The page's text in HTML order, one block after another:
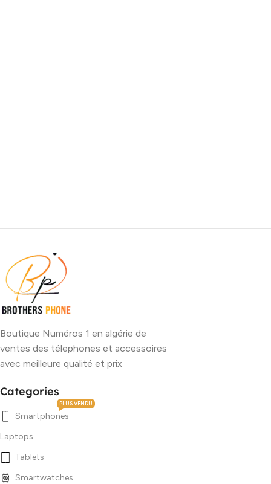
Boutique Numéros 1 en algérie de
ventes des télephones et accessoires
avec meilleure qualité et prix
Categories
Smartphones
PLUS VENDU
Laptops
Tablets
Smartwatches